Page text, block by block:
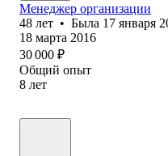
Менеджер организации
48 лет • Была 17 января
18 марта 2016
30 000 ₽
Общий опыт
8 лет